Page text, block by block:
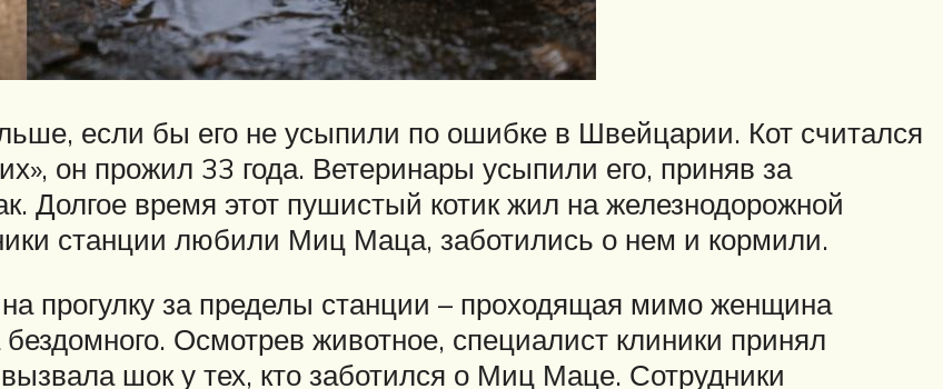
если бы его не усыпили по ошибке в Швейцарии. Кот считался
он прожил 33 года. Ветеринары усыпили его, приняв за
Долгое время этот пушистый котик жил на железнодорожной
станции любили Миц Маца, заботились о нем и кормили.
прогулку за пределы станции – проходящая мимо женщина
бездомного. Осмотрев животное, специалист клиники принял
шок у тех, кто заботился о Миц Маце. Сотрудники